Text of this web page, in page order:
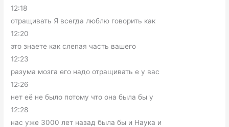
12:18
отращивать Я всегда люблю говорить как
12:20
это знаете как слепая часть вашего
12:23
разума мозга его надо отращивать е у вас
12:26
нет её не было потому что она была бы у
12:28
нас уже 3000 лет назад была бы и Наука и